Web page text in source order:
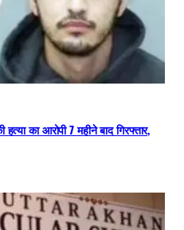
का आरोपी 7 महीने बाद गिरफ्तार,